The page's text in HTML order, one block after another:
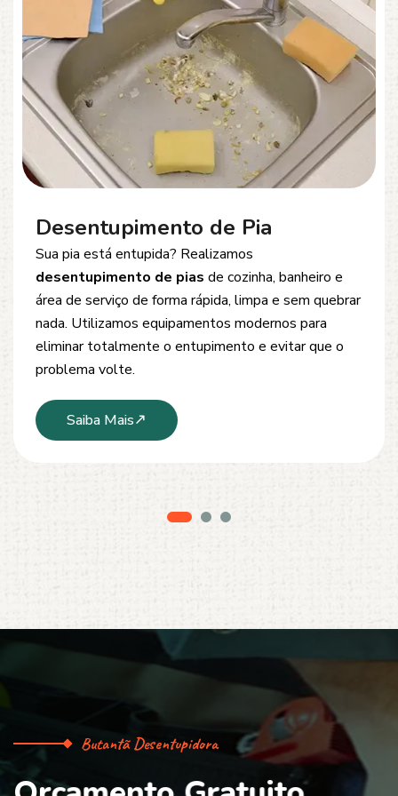
Desentupimento de Esgoto
Problemas comentupimento de esgoto
Oferecemos soluções rápidas e eficientes para
desobstrução de redes de esgoto, caixas de
inspeção e tubulações. Utilizamos equipamentos
modernos e técnicas seguras que garantem um
serviço limpo, ágil e sem danos à estrutura.
Saiba Mais
Butantã Desentupidora